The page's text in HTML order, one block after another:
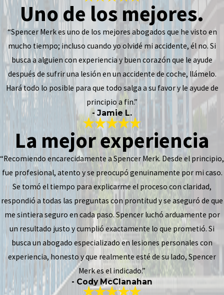
Uno de los mejores.
“Spencer Merk es uno de los mejores abogados que he visto en
mucho tiempo; incluso cuando yo olvidé mi accidente, él no. Si
busca a alguien con experiencia y buen corazón que le ayude
después de sufrir una lesión en un accidente de coche, llámelo.
Hará todo lo posible para que todo salga a su favor y le ayude de
principio a fin.”
- Jamie L.
La mejor experiencia
“Recomiendo encarecidamente a Spencer Merk. Desde el principio,
fue profesional, atento y se preocupó genuinamente por mi caso.
Se tomó el tiempo para explicarme el proceso con claridad,
respondió a todas las preguntas con prontitud y se aseguró de que
me sintiera seguro en cada paso. Spencer luchó arduamente por
un resultado justo y cumplió exactamente lo que prometió. Si
busca un abogado especializado en lesiones personales con
experiencia, honesto y que realmente esté de su lado, Spencer
Merk es el indicado.”
- Cody McClanahan